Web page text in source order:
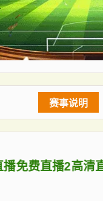
赛事说明
播 免费直播2 高清